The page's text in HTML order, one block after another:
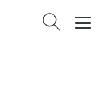
Vyhledávání